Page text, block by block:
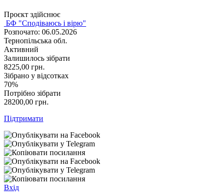
Проєкт здійснює
БФ "Сподіваюсь і вірю"
Розпочато: 06.05.2026
Тернопільська обл.
Активний
Залишилось зібрати
8225,00 грн.
Зібрано у відсотках
70%
Потрібно зібрати
28200,00 грн.
Підтримати
Вхід